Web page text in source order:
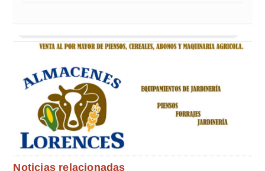
Noticias relacionadas